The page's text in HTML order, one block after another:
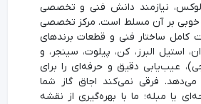
لوکس، نیازمند دانش فنی و تخصصی
خوبی بر آن مسلط است. مرکز تخصصی
کامل ساختار فنی و قطعات برندهای
استیل البرز، کن، پیلوت، سینجر، و
عیب‌یابی دقیق و حرفه‌ای را برای
می‌دهد. فرقی نمی‌کند اجاق گاز شما
یا مبله؛ ما با بهره‌گیری از نقشه